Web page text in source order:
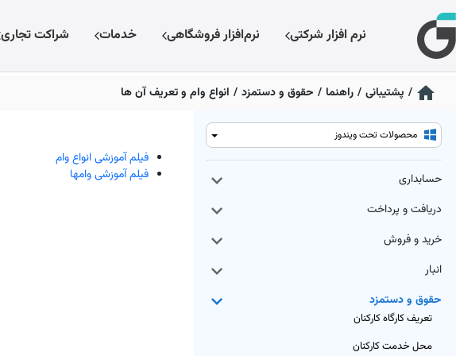
نرم افزار شرکتی نرم‌افزار فروشگاهی خدمات شراکت تجاری
/ پشتیبانی / راهنما / حقوق و دستمزد / انواع وام و تعریف آن ها
محصولات تحت ویندوز
حسابداری
دریافت و پرداخت
خرید و فروش
انبار
حقوق و دستمزد
تعریف کارگاه کارکنان
محل خدمت کارکنان
فیلم آموزشی انواع وام
فیلم آموزشی وامها